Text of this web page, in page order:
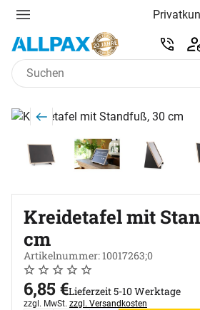
Menu
Zum Hauptinhalt springen
Produktgalerie
Zur Kaufbox springen
Kreidetafel mit
cm
Artikelnummer: 10017263;0
Noch keine Bewertungen abgegeben
0 Bewertungen
6,85€Lieferzeit 5-10 Werktage
Steuerhinweis:
zzgl. MwSt. zzgl. Versandkosten